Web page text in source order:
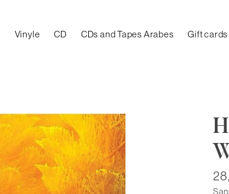
Vinyle CD CDs and Tapes Arabes Gift cards